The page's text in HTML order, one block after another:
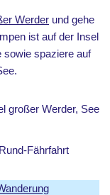
Werder und gehe
ist auf der Insel
sowie spaziere auf
großer Werder, See
Fährfahrt